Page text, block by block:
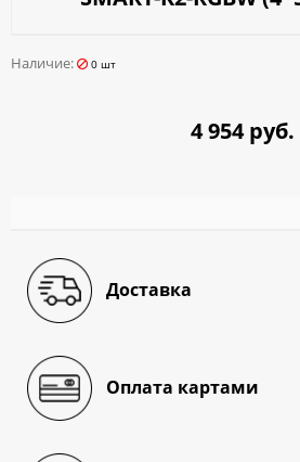
Наличие: 0 шт
4 954 руб.
Доставка
Оплата картами